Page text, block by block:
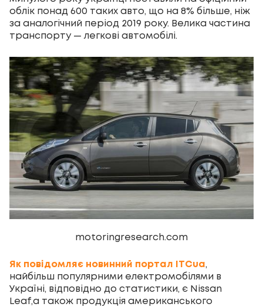
облік понад 600 таких авто, що на 8% більше, ніж
за аналогічний період 2019 року. Велика частина
транспорту — легкові автомобілі.
motoringresearch.com
Як повідомляє новинний портал ITCua,
найбільш популярними електромобілями в
Україні, відповідно до статистики, є Nissan
Leaf,а також продукція американського